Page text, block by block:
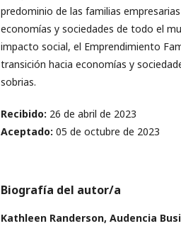
predominio de las familias
economías y sociedades de todo el
impacto social, el Emprendimiento
transición hacia economías y
sobrias.
Recibido: 26 de abril de 2023
Aceptado: 05 de octubre de 2023
Biografía del autor/a
Kathleen Randerson, Audencia